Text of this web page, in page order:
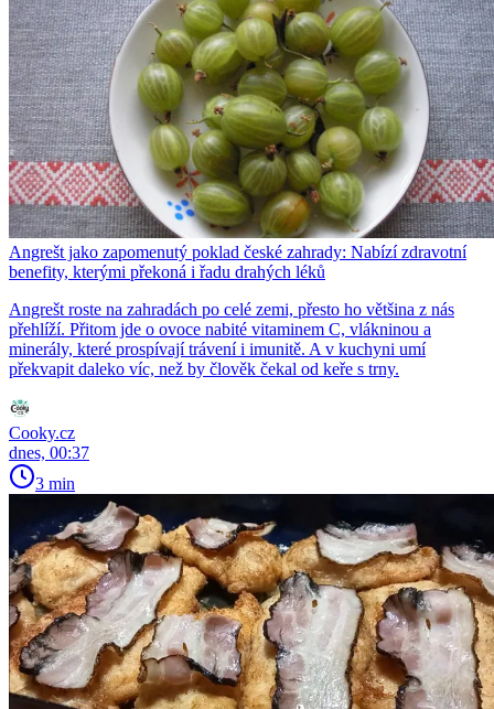
Angrešt jako zapomenutý poklad české zahrady: Nabízí zdravotní
benefity, kterými překoná i řadu drahých léků
Angrešt roste na zahradách po celé zemi, přesto ho většina z nás
přehlíží. Přitom jde o ovoce nabité vitaminem C, vlákninou a
minerály, které prospívají trávení i imunitě. A v kuchyni umí
překvapit daleko víc, než by člověk čekal od keře s trny.
Cooky.cz
dnes, 00:37
3 min